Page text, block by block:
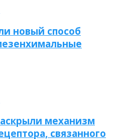
новый способ
механизм
связанного